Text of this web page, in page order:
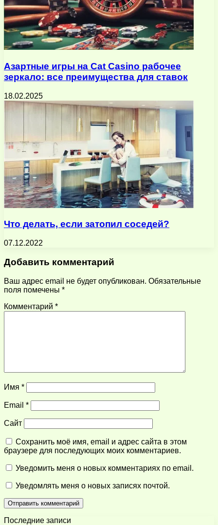
Азартные игры на Cat Casino рабочее
зеркало: все преимущества для ставок
18.02.2025
Что делать, если затопил соседей?
07.12.2022
Добавить комментарий
Ваш адрес email не будет опубликован. Обязательные
поля помечены *
Комментарий *
Имя *
Email *
Сайт
Сохранить моё имя, email и адрес сайта в этом
браузере для последующих моих комментариев.
Уведомить меня о новых комментариях по email.
Уведомлять меня о новых записях почтой.
Последние записи